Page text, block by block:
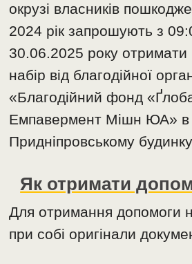
окрузі власників
2024 рік запрошують з
30.06.2025 року отримати
набір від благодійної
«Благодійний фонд
Емпавермент Мішн ЮА» в
Придніпровському
Як отримати
Для отримання допомоги
при собі оригінали